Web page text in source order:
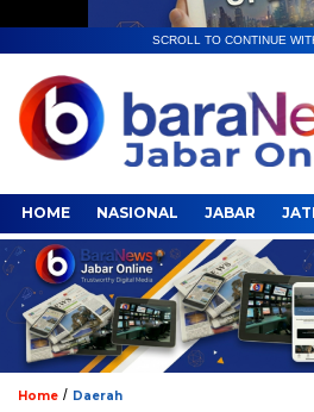
SCROLL TO CONTINUE
HOME NASIONAL JABAR
Home / Daerah